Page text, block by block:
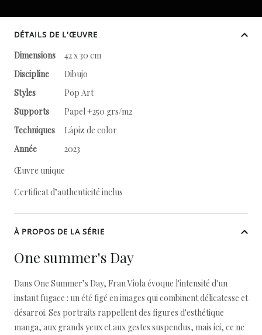
DÉTAILS DE L'ŒUVRE
Dimensions
42 x 30 cm
Discipline
Dibujo
Styles
Pop Art
Supports
Papel +250 grs/m2
Techniques
Lápiz de color
Année
2023
Œuvre unique
Certificat d’authenticité inclus
À PROPOS DE LA SÉRIE
One summer's Day
Dans One Summer’s Day, Fran Viola évoque l'intensité d'un
instant fugace : un été figé en images qui combinent délicatesse et
désarroi. Ses portraits rappellent des figures d'esthétique
manga, aux grands yeux et aux gestes suspendus, mais ici, ce ne